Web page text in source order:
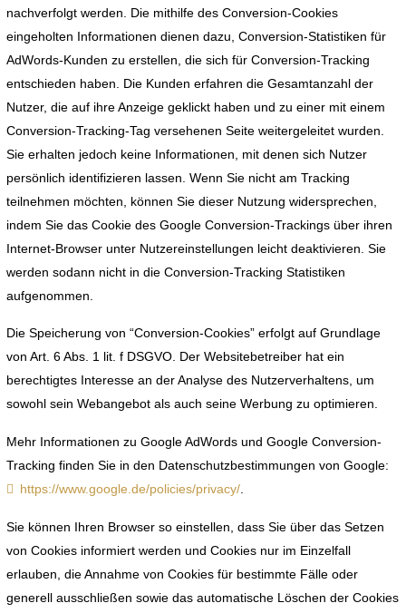
nachverfolgt werden. Die mithilfe des Conversion-Cookies
eingeholten Informationen dienen dazu, Conversion-Statistiken für
AdWords-Kunden zu erstellen, die sich für Conversion-Tracking
entschieden haben. Die Kunden erfahren die Gesamtanzahl der
Nutzer, die auf ihre Anzeige geklickt haben und zu einer mit einem
Conversion-Tracking-Tag versehenen Seite weitergeleitet wurden.
Sie erhalten jedoch keine Informationen, mit denen sich Nutzer
persönlich identifizieren lassen. Wenn Sie nicht am Tracking
teilnehmen möchten, können Sie dieser Nutzung widersprechen,
indem Sie das Cookie des Google Conversion-Trackings über ihren
Internet-Browser unter Nutzereinstellungen leicht deaktivieren. Sie
werden sodann nicht in die Conversion-Tracking Statistiken
aufgenommen.
Die Speicherung von “Conversion-Cookies” erfolgt auf Grundlage
von Art. 6 Abs. 1 lit. f DSGVO. Der Websitebetreiber hat ein
berechtigtes Interesse an der Analyse des Nutzerverhaltens, um
sowohl sein Webangebot als auch seine Werbung zu optimieren.
Mehr Informationen zu Google AdWords und Google Conversion-
Tracking finden Sie in den Datenschutzbestimmungen von Google:
https://www.google.de/policies/privacy/
Sie können Ihren Browser so einstellen, dass Sie über das Setzen
von Cookies informiert werden und Cookies nur im Einzelfall
erlauben, die Annahme von Cookies für bestimmte Fälle oder
generell ausschließen sowie das automatische Löschen der Cookies